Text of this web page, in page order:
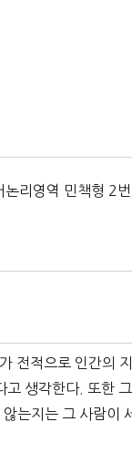
리영역 민책형 2번
전적으로 인간의
생각한다. 또한
는지는 그 사람이